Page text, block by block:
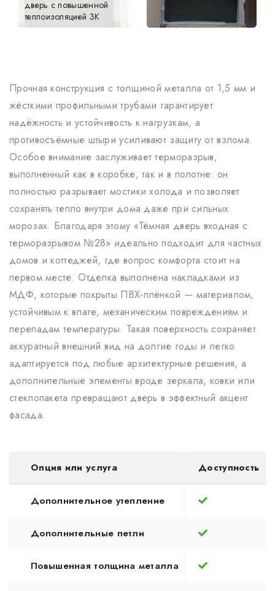
дверь с повышенной
теплоизоляцией 3К
Прочная конструкция с толщиной металла от 1,5 мм и
жёсткими профильными трубами гарантирует
надёжность и устойчивость к нагрузкам, а
противосъёмные штыри усиливают защиту от взлома.
Особое внимание заслуживает терморазрыв,
выполненный как в коробке, так и в полотне: он
полностью разрывает мостики холода и позволяет
сохранять тепло внутри дома даже при сильных
морозах. Благодаря этому «Тёмная дверь входная с
терморазрывом №28» идеально подходит для частных
домов и коттеджей, где вопрос комфорта стоит на
первом месте. Отделка выполнена накладками из
МДФ, которые покрыты ПВХ-плёнкой — материалом,
устойчивым к влаге, механическим повреждениям и
перепадам температуры. Такая поверхность сохраняет
аккуратный внешний вид на долгие годы и легко
адаптируется под любые архитектурные решения, а
дополнительные элементы вроде зеркала, ковки или
стеклопакета превращают дверь в эффектный акцент
фасада.
Опция или услуга Доступность
Дополнительное утепление
Дополнительные петли
Повышенная толщина металла